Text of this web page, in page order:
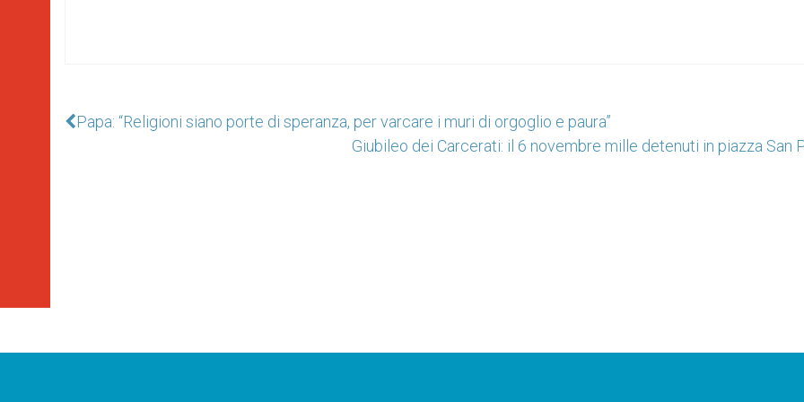
Papa: “Religioni siano porte di speranza, per varcare i muri di orgoglio e paura”
Giubileo dei Carcerati: il 6 novembre mille detenuti in piazza San